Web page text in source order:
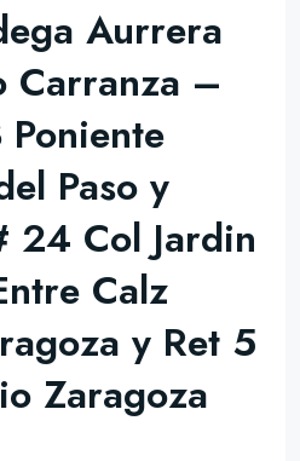
Aurrera
Carranza –
Paso y
24 Col Jardin
Calz
y Ret 5
Zaragoza